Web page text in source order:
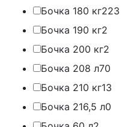
Бочка 180 кг223
Бочка 190 кг2
Бочка 200 кг2
Бочка 208 л70
Бочка 210 кг13
Бочка 216,5 л0